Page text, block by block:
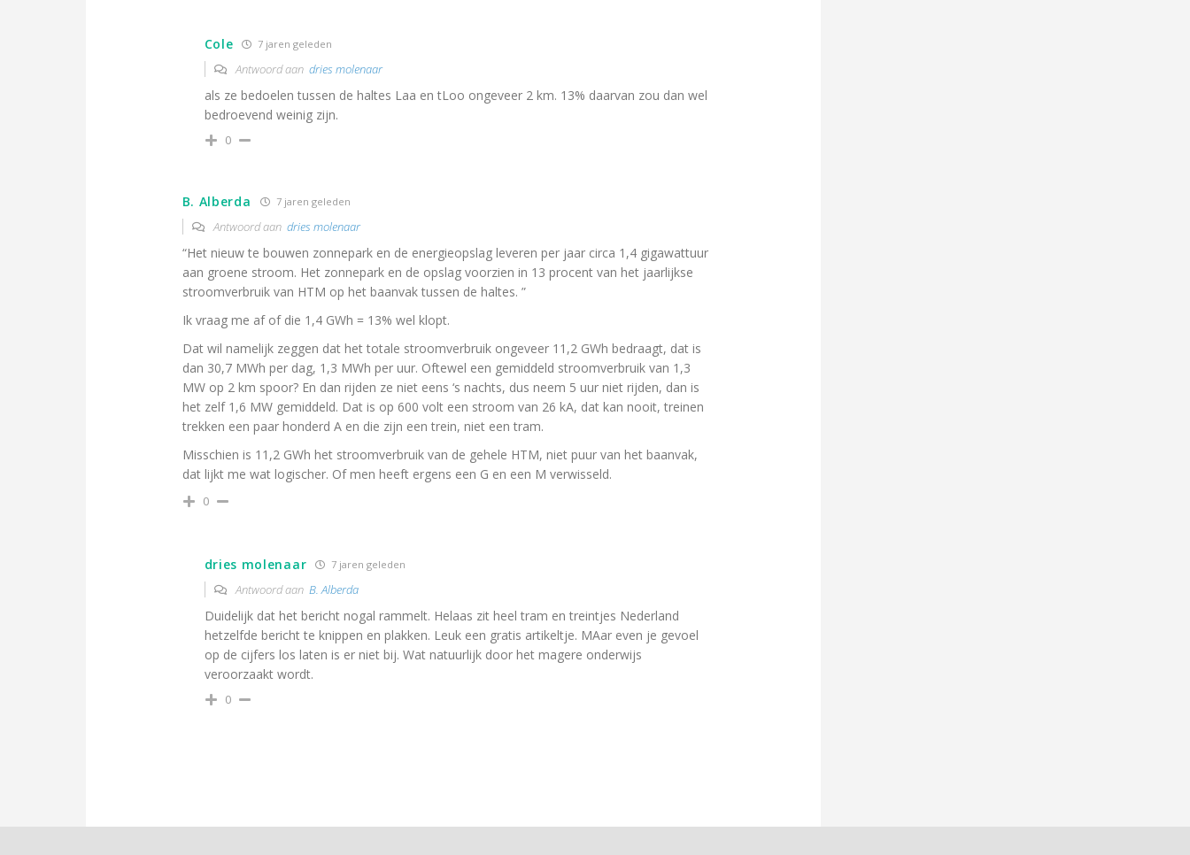
Cole 7 jaren geleden
Antwoord aan dries molenaar
als ze bedoelen tussen de haltes Laa en tLoo ongeveer 2 km. 13% daarvan zou dan wel
bedroevend weinig zijn.
0
B. Alberda 7 jaren geleden
Antwoord aan dries molenaar
“Het nieuw te bouwen zonnepark en de energieopslag leveren per jaar circa 1,4 gigawattuur
aan groene stroom. Het zonnepark en de opslag voorzien in 13 procent van het jaarlijkse
stroomverbruik van HTM op het baanvak tussen de haltes. ”
Ik vraag me af of die 1,4 GWh = 13% wel klopt.
Dat wil namelijk zeggen dat het totale stroomverbruik ongeveer 11,2 GWh bedraagt, dat is
dan 30,7 MWh per dag, 1,3 MWh per uur. Oftewel een gemiddeld stroomverbruik van 1,3
MW op 2 km spoor? En dan rijden ze niet eens ‘s nachts, dus neem 5 uur niet rijden, dan is
het zelf 1,6 MW gemiddeld. Dat is op 600 volt een stroom van 26 kA, dat kan nooit, treinen
trekken een paar honderd A en die zijn een trein, niet een tram.
Misschien is 11,2 GWh het stroomverbruik van de gehele HTM, niet puur van het baanvak,
dat lijkt me wat logischer. Of men heeft ergens een G en een M verwisseld.
0
dries molenaar 7 jaren geleden
Antwoord aan B. Alberda
Duidelijk dat het bericht nogal rammelt. Helaas zit heel tram en treintjes Nederland
hetzelfde bericht te knippen en plakken. Leuk een gratis artikeltje. MAar even je gevoel
op de cijfers los laten is er niet bij. Wat natuurlijk door het magere onderwijs
veroorzaakt wordt.
0